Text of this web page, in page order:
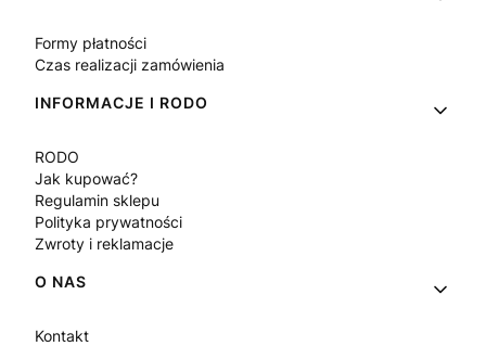
Formy płatności
Czas realizacji zamówienia
INFORMACJE I RODO
RODO
Jak kupować?
Regulamin sklepu
Polityka prywatności
Zwroty i reklamacje
O NAS
Kontakt